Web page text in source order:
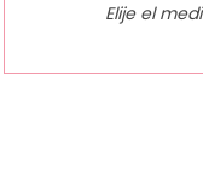
Elije el